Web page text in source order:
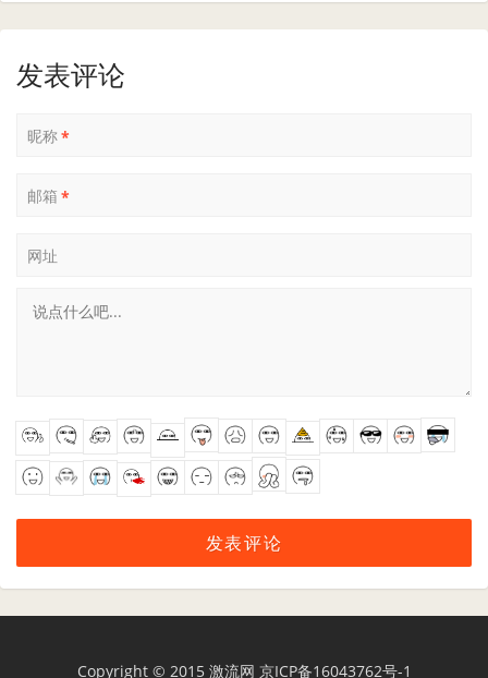
发表评论
昵称*
邮箱 *
网址
Copyright © 2015 激流网 京ICP备16043762号-1